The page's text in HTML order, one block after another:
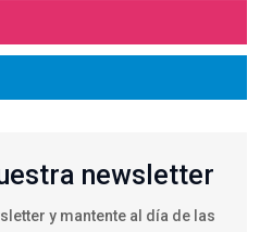
newsletter
y mantente al día de las